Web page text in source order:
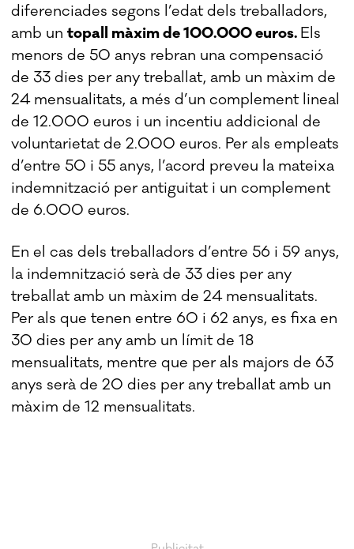
diferenciades segons l’edat dels treballadors,
amb untopall màxim de 100.000 euros. Els
menors de 50 anys rebran una compensació
de 33 dies per any treballat, amb un màxim de
24 mensualitats, a més d’un complement lineal
de 12.000 euros i un incentiu addicional de
voluntarietat de 2.000 euros. Per als empleats
d’entre 50 i 55 anys, l’acord preveu la mateixa
indemnització per antiguitat i un complement
de 6.000 euros.
En el cas dels treballadors d’entre 56 i 59 anys,
la indemnització serà de 33 dies per any
treballat amb un màxim de 24 mensualitats.
Per als que tenen entre 60 i 62 anys, es fixa en
30 dies per any amb un límit de 18
mensualitats, mentre que per als majors de 63
anys serà de 20 dies per any treballat amb un
màxim de 12 mensualitats.